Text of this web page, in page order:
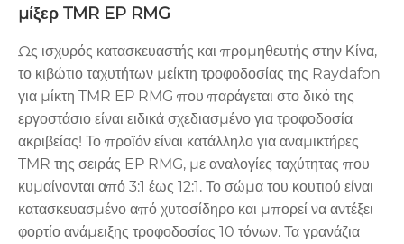
μίξερ TMR EP RMG
Ως ισχυρός κατασκευαστής και προμηθευτής στην Κίνα,
το κιβώτιο ταχυτήτων μείκτη τροφοδοσίας της Raydafon
για μίκτη TMR EP RMG που παράγεται στο δικό της
εργοστάσιο είναι ειδικά σχεδιασμένο για τροφοδοσία
ακριβείας! Το προϊόν είναι κατάλληλο για αναμικτήρες
TMR της σειράς EP RMG, με αναλογίες ταχύτητας που
κυμαίνονται από 3:1 έως 12:1. Το σώμα του κουτιού είναι
κατασκευασμένο από χυτοσίδηρο και μπορεί να αντέξει
φορτίο ανάμειξης τροφοδοσίας 10 τόνων. Τα γρανάζια